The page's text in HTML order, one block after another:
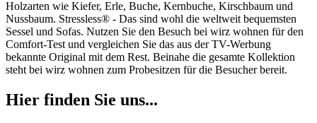
Holzarten wie Kiefer, Erle, Buche, Kernbuche, Kirschbaum und
Nussbaum. Stressless® - Das sind wohl die weltweit bequemsten
Sessel und Sofas. Nutzen Sie den Besuch bei wirz wohnen für den
Comfort-Test und vergleichen Sie das aus der TV-Werbung
bekannte Original mit dem Rest. Beinahe die gesamte Kollektion
steht bei wirz wohnen zum Probesitzen für die Besucher bereit.
Hier finden Sie uns...